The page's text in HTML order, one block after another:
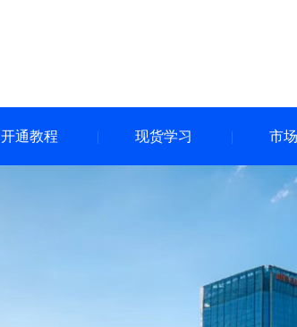
开通教程 现货学习 市